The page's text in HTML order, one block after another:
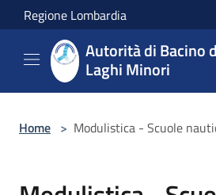
Salta al contenuto principale
Regione Lombardia
Autorità di Bacino
Laghi Minori
Home > Modulistica - Scuole